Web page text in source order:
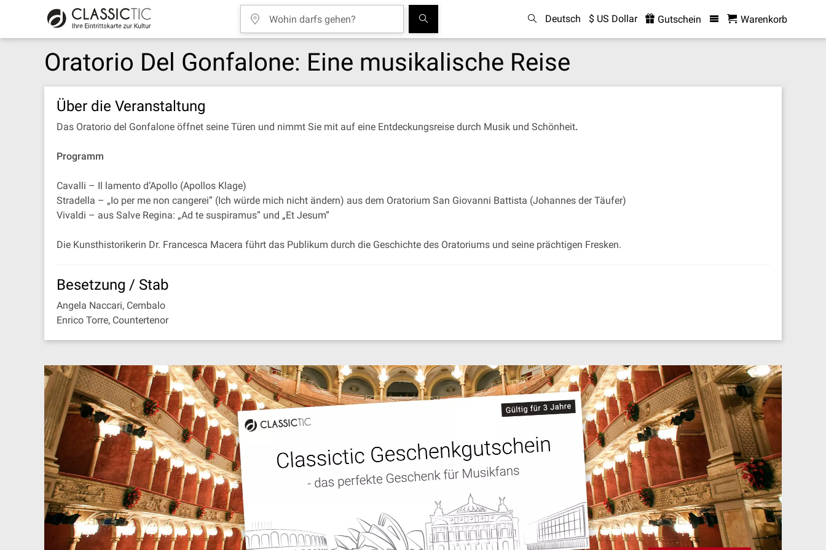
Deutsch $ US Dollar Gutschein Warenkorb
Oratorio Del Gonfalone: Eine musikalische Reise
Über die Veranstaltung
Das Oratorio del Gonfalone öffnet seine Türen und nimmt Sie mit auf eine Entdeckungsreise durch Musik und Schönheit.
Programm
Cavalli – Il lamento d’Apollo (Apollos Klage)
Stradella – „Io per me non cangerei” (Ich würde mich nicht ändern) aus dem Oratorium San Giovanni Battista (Johannes der Täufer)
Vivaldi – aus Salve Regina: „Ad te suspiramus” und „Et Jesum”
Die Kunsthistorikerin Dr. Francesca Macera führt das Publikum durch die Geschichte des Oratoriums und seine prächtigen Fresken.
Besetzung / Stab
Angela Naccari, Cembalo
Enrico Torre, Countertenor